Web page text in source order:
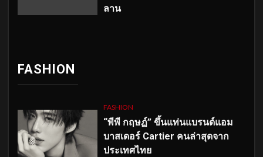
ลาน
FASHION
FASHION
“พีพี กฤษฏ์” ขึ้นแท่นแบรนด์แอม
บาสเดอร์ Cartier คนล่าสุดจาก
ประเทศไทย